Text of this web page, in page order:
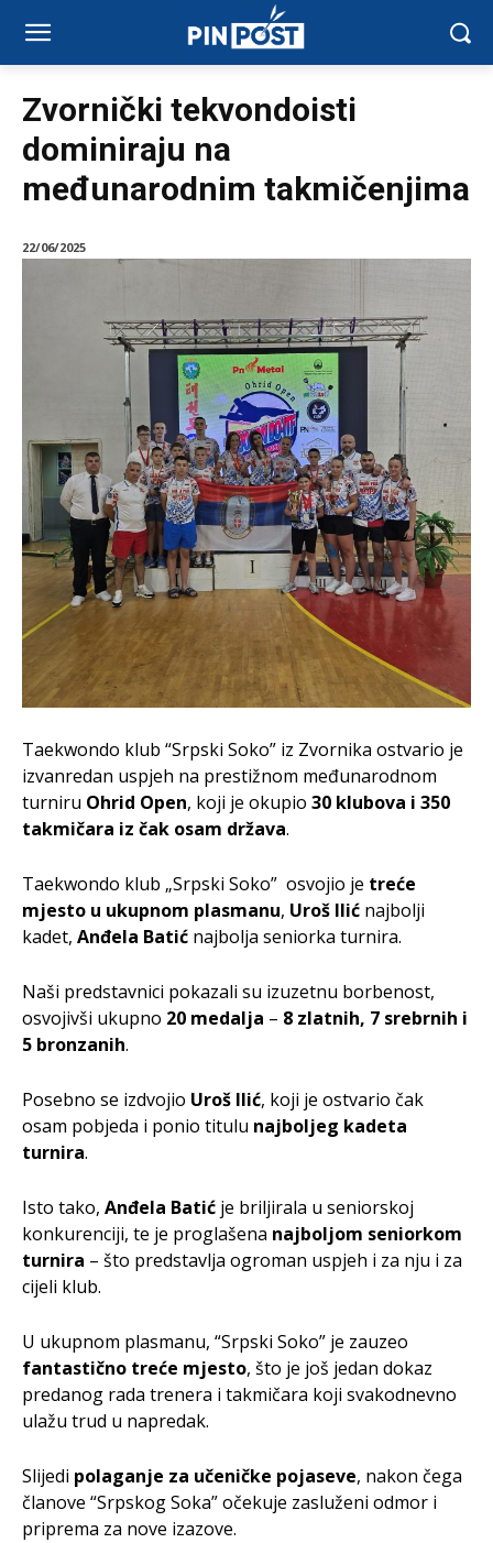
Zvornički tekvondoisti
dominiraju na
međunarodnim takmičenjima
22/06/2025
Taekwondo klub “Srpski Soko” iz Zvornika ostvario je
izvanredan uspjeh na prestižnom međunarodnom
turniru Ohrid Open, koji je okupio 30 klubova i 350
takmičara iz čak osam država.
Taekwondo klub „Srpski Soko” osvojio je treće
mjesto u ukupnom plasmanu, Uroš Ilić najbolji
kadet, Anđela Batić najbolja seniorka turnira.
Naši predstavnici pokazali su izuzetnu borbenost,
osvojivši ukupno 20 medalja – 8 zlatnih, 7 srebrnih i
5 bronzanih.
Posebno se izdvojio Uroš Ilić, koji je ostvario čak
osam pobjeda i ponio titulu najboljeg kadeta
turnira.
Isto tako, Anđela Batić je briljirala u seniorskoj
konkurenciji, te je proglašena najboljom seniorkom
turnira – što predstavlja ogroman uspjeh i za nju i za
cijeli klub.
U ukupnom plasmanu, “Srpski Soko” je zauzeo
fantastično treće mjesto, što je još jedan dokaz
predanog rada trenera i takmičara koji svakodnevno
ulažu trud u napredak.
Slijedi polaganje za učeničke pojaseve, nakon čega
članove “Srpskog Soka” očekuje zasluženi odmor i
priprema za nove izazove.